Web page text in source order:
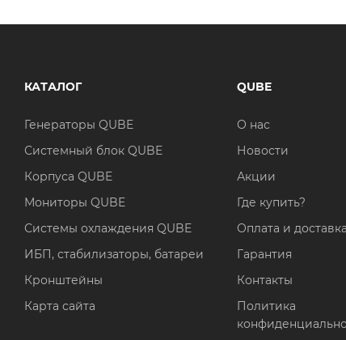
КАТАЛОГ
Генераторы QUBE
Системный блок QUBE
Корпуса QUBE
Мониторы QUBE
Системы охлаждения QUBE
ИБП, стабилизаторы, батареи
Кронштейны
Карта сайта
QUBE
О нас
Новости
Акции
Где купить?
Оплата и доставка
Гарантия
Контакты
Политика